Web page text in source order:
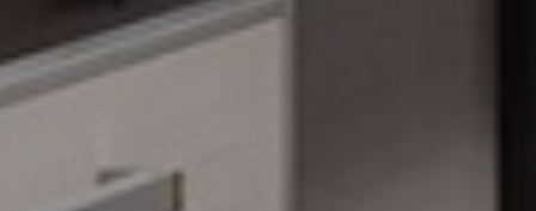
Хочу СКИДКУ ", я даю свое
на обработку моих персональных
и принимаю
условия соглашения
Хочу СКИДКУ